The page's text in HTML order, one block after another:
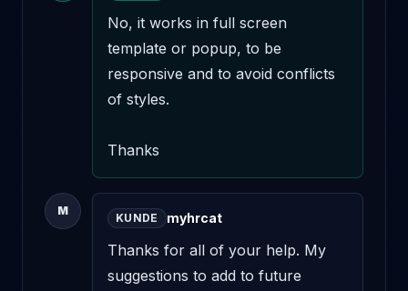
No, it works in full screen
template or popup, to be
responsive and to avoid conflicts
of styles.
Thanks
M
KUNDE myhrcat
Thanks for all of your help. My
suggestions to add to future